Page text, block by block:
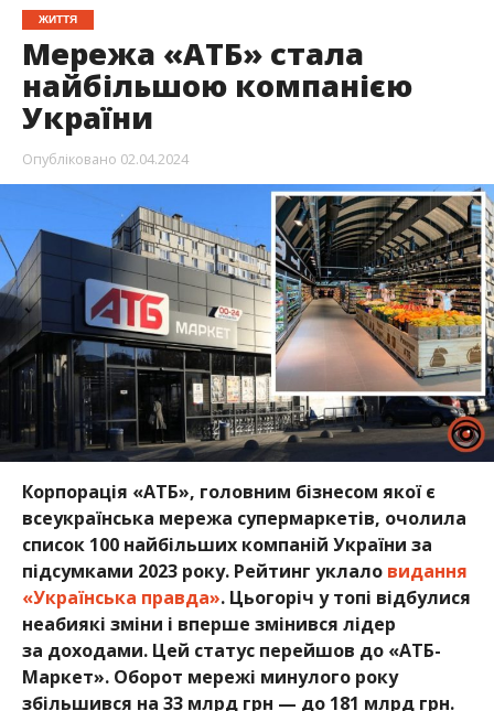
ЖИТТЯ
Мережа «АТБ» стала
найбільшою компанією
України
Опубліковано 02.04.2024
Корпорація «АТБ», головним бізнесом якої є
всеукраїнська мережа супермаркетів, очолила
список 100 найбільших компаній України за
підсумками 2023 року. Рейтинг уклало видання
«Українська правда». Цьогоріч у топі відбулися
неабиякі зміни і вперше змінився лідер
за доходами. Цей статус перейшов до «АТБ-
Маркет». Оборот мережі минулого року
збільшився на 33 млрд грн — до 181 млрд грн.